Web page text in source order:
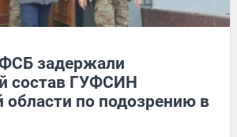
задержали
состав ГУФСИН
области по подозрению в